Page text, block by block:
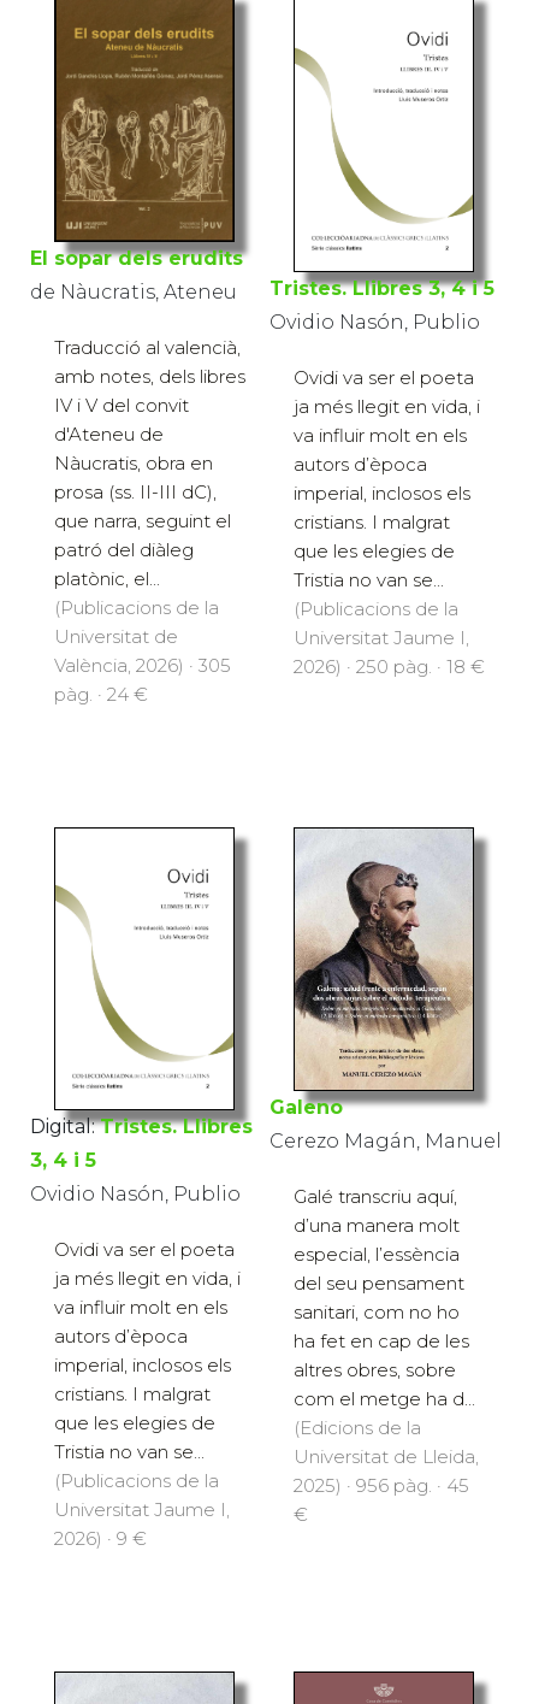
El sopar dels erudits
de Nàucratis, Ateneu
Traducció al valencià,
amb notes, dels libres
IV i V del convit
d'Ateneu de
Nàucratis, obra en
prosa (ss. II-III dC),
que narra, seguint el
patró del diàleg
platònic, el...
(Publicacions de la
Universitat de
València, 2026) · 305
pàg. · 24 €
Tristes. Llibres 3, 4 i 5
Ovidio Nasón, Publio
Ovidi va ser el poeta
ja més llegit en vida, i
va influir molt en els
autors d’època
imperial, inclosos els
cristians. I malgrat
que les elegies de
Tristia no van se...
(Publicacions de la
Universitat Jaume I,
2026) · 250 pàg. · 18 €
Digital: Tristes. Llibres
3, 4 i 5
Ovidio Nasón, Publio
Ovidi va ser el poeta
ja més llegit en vida, i
va influir molt en els
autors d’època
imperial, inclosos els
cristians. I malgrat
que les elegies de
Tristia no van se...
(Publicacions de la
Universitat Jaume I,
2026) · 9 €
Galeno
Cerezo Magán, Manuel
Galé transcriu aquí,
d’una manera molt
especial, l’essència
del seu pensament
sanitari, com no ho
ha fet en cap de les
altres obres, sobre
com el metge ha d...
(Edicions de la
Universitat de Lleida,
2025) · 956 pàg. · 45
€